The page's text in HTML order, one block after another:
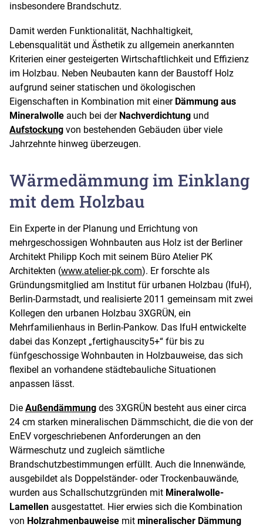
insbesondere Brandschutz.
Damit werden Funktionalität, Nachhaltigkeit,
Lebensqualität und Ästhetik zu allgemein anerkannten
Kriterien einer gesteigerten Wirtschaftlichkeit und Effizienz
im Holzbau. Neben Neubauten kann der Baustoff Holz
aufgrund seiner statischen und ökologischen
Eigenschaften in Kombination mit einer Dämmung aus
Mineralwolle auch bei der Nachverdichtung und
Aufstockung von bestehenden Gebäuden über viele
Jahrzehnte hinweg überzeugen.
Wärmedämmung im Einklang
mit dem Holzbau
Ein Experte in der Planung und Errichtung von
mehrgeschossigen Wohnbauten aus Holz ist der Berliner
Architekt Philipp Koch mit seinem Büro Atelier PK
Architekten (www.atelier-pk.com). Er forschte als
Gründungsmitglied am Institut für urbanen Holzbau (IfuH),
Berlin-Darmstadt, und realisierte 2011 gemeinsam mit zwei
Kollegen den urbanen Holzbau 3XGRÜN, ein
Mehrfamilienhaus in Berlin-Pankow. Das IfuH entwickelte
dabei das Konzept „fertighauscity5+“ für bis zu
fünfgeschossige Wohnbauten in Holzbauweise, das sich
flexibel an vorhandene städtebauliche Situationen
anpassen lässt.
Die Außendämmung des 3XGRÜN besteht aus einer circa
24 cm starken mineralischen Dämmschicht, die die von der
EnEV vorgeschriebenen Anforderungen an den
Wärmeschutz und zugleich sämtliche
Brandschutzbestimmungen erfüllt. Auch die Innenwände,
ausgebildet als Doppelständer- oder Trockenbauwände,
wurden aus Schallschutzgründen mit Mineralwolle-
Lamellen ausgestattet. Hier erwies sich die Kombination
von Holzrahmenbauweise mit mineralischer Dämmung